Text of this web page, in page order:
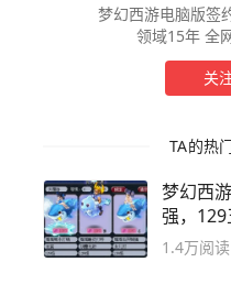
梦幻西游电脑版签
领域15年 全
关
TA的热
梦幻西
强，129
30亿
1.4万阅读